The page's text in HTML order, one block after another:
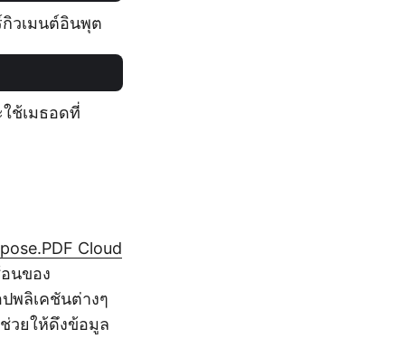
วเมนต์อินพุต
ช้เมธอดที่
Cloud
นของ
พลิเคชันต่างๆ
วยให้ดึงข้อมูล